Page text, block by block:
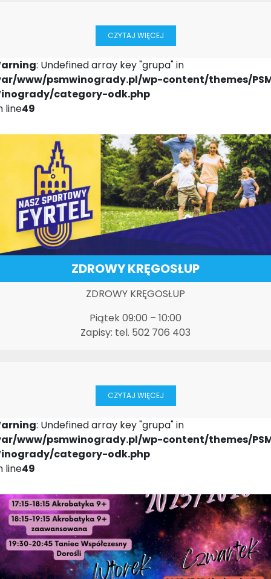
CZYTAJ WIĘCEJ
: Undefined array key "grupa" in
www/psmwinogrady.pl/wp-content/themes/
category-odk.php
line49
ZDROWY KRĘGOSŁUP
ZDROWY KRĘGOSŁUP
Piątek 09:00 – 10:00
Zapisy: tel. 502 706 403
CZYTAJ WIĘCEJ
: Undefined array key "grupa" in
www/psmwinogrady.pl/wp-content/themes/
category-odk.php
line49